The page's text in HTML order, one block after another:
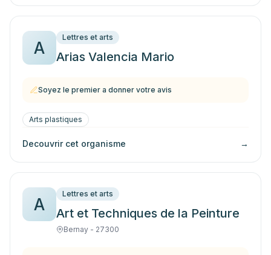
A
Lettres et arts
Arias Valencia Mario
Soyez le premier a donner votre avis
Arts plastiques
Decouvrir cet organisme →
A
Lettres et arts
Art et Techniques de la Peinture
Bernay - 27300